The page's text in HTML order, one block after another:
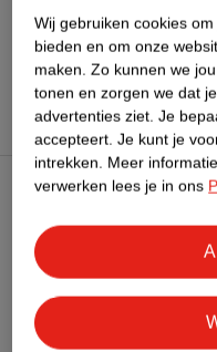
Meer Alle
Klantenservice
Over Kruidvat
Wij gebruiken cookies
bieden en om onze
maken. Zo kunnen we
tonen en zorgen we dat
advertenties ziet. Je
accepteert. Je kunt je
intrekken. Meer
verwerken lees je in ons